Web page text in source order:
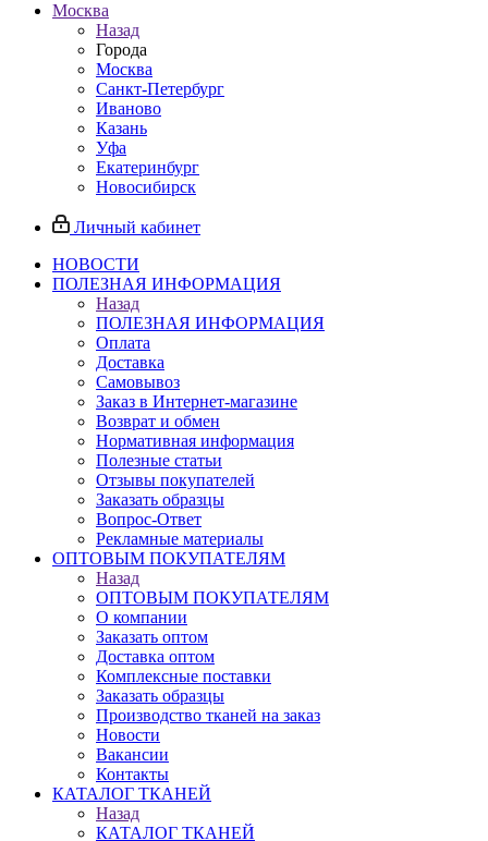
Москва
Назад
Города
Москва
Санкт-Петербург
Иваново
Казань
Уфа
Екатеринбург
Новосибирск
Личный кабинет
НОВОСТИ
ПОЛЕЗНАЯ ИНФОРМАЦИЯ
Назад
ПОЛЕЗНАЯ ИНФОРМАЦИЯ
Оплата
Доставка
Самовывоз
Заказ в Интернет-магазине
Возврат и обмен
Нормативная информация
Полезные статьи
Отзывы покупателей
Заказать образцы
Вопрос-Ответ
Рекламные материалы
ОПТОВЫМ ПОКУПАТЕЛЯМ
Назад
ОПТОВЫМ ПОКУПАТЕЛЯМ
О компании
Заказать оптом
Доставка оптом
Комплексные поставки
Заказать образцы
Производство тканей на заказ
Новости
Вакансии
Контакты
КАТАЛОГ ТКАНЕЙ
Назад
КАТАЛОГ ТКАНЕЙ